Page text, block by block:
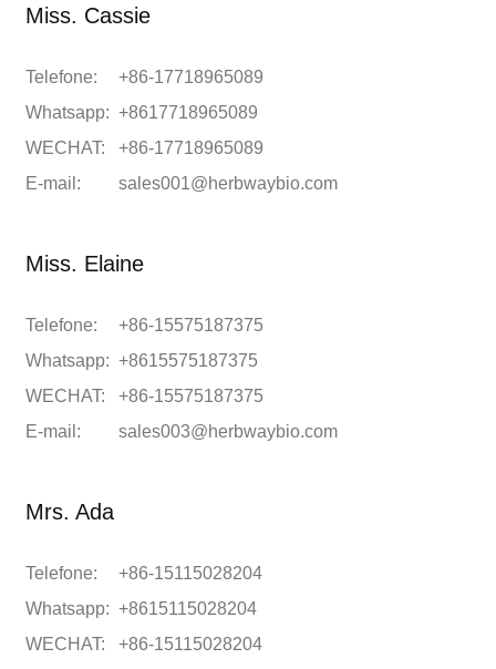
Miss. Cassie
Telefone:
+86-17718965089
Whatsapp: +8617718965089
WECHAT:
+86-17718965089
E-mail:
sales001@herbwaybio.com
Miss. Elaine
Telefone:
+86-15575187375
Whatsapp: +8615575187375
WECHAT:
+86-15575187375
E-mail:
sales003@herbwaybio.com
Mrs. Ada
Telefone:
+86-15115028204
Whatsapp: +8615115028204
WECHAT:
+86-15115028204